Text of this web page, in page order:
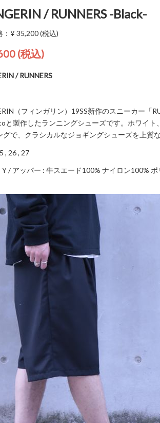
/ RUNNERS -Black-
¥ 35,200(税込)
(税込)
/ RUNNERS
（フィンガリン）19SS新作のスニーカー「
と製作したランニングシューズです。ホワイト
グで、クラシカルなジョギングシューズを上質
, 26 , 27
/ アッパー : 牛スエード100% ナイロン100%